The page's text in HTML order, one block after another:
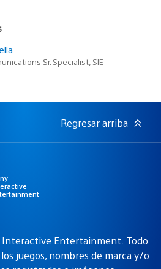
Sr. Specialist, SIE
Regresar arriba
Entertainment. Todo
juegos, nombres de marca y/o